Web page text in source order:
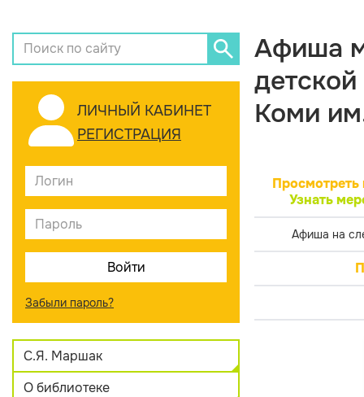
ЛИЧНЫЙ КАБИНЕТ
РЕГИСТРАЦИЯ
Забыли пароль?
С.Я. Маршак
О библиотеке
Афиша
Коми
Просмотреть
Узнать
Афиша на